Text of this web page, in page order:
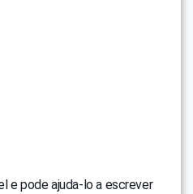
e pode ajuda-lo a escrever